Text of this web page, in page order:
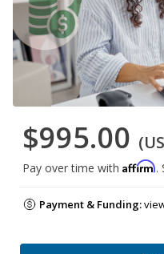
$995.00
Pay over time with Affirm.
Payment & Funding: